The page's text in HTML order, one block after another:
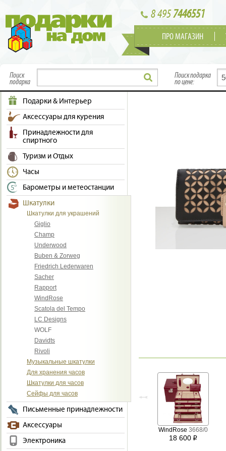
8 4957446551
ПРО МАГАЗИН
Поиск
подарка
Поиск подарка
по цене:
Подарки & Интерьер
Аксессуары для курения
Принадлежности для
спиртного
Туризм и Отдых
Часы
Барометры и метеостанции
Шкатулки
Шкатулки для украшений
Giglio
Champ
Underwood
Buben & Zorweg
Friedrich Lederwaren
Sacher
Rapport
WindRose
Scatola del Tempo
LC Designs
WOLF
Davidts
Rivoli
Музыкальные шкатулки
Для хранения часов
Шкатулки для часов
Сейфы для часов
Письменные принадлежности
Аксессуары
Электроника
WindRose 3668/0
18 600 i